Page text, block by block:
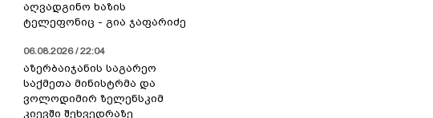
აღვადგინო ხაზის
ტელეფონიც - გია ჯაფარიძე
06.08.2026 / 22:04
აზერბაიჯანის საგარეო
საქმეთა მინისტრმა და
ვოლოდიმირ ზელენსკიმ
კიევში შეხვედრაზე